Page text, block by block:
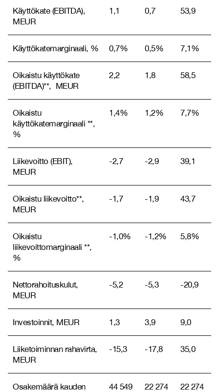
Käyttökate (EBITDA),
MEUR
1,1 0,7 53,9
Käyttökatemarginaali, % 0,7% 0,5% 7,1%
Oikaistu käyttökate
(EBITDA)**, MEUR
2,2 1,8 58,5
Oikaistu
käyttökatemarginaali **,
%
1,4% 1,2% 7,7%
Liikevoitto (EBIT),
MEUR
-2,7 -2,9 39,1
Oikaistu liikevoitto**,
MEUR
-1,7 -1,9 43,7
Oikaistu
liikevoittomarginaali **,
%
-1,0% -1,2% 5,8%
Nettorahoituskulut,
MEUR
-5,2 -5,3 -20,9
Investoinnit, MEUR 1,3 3,9 9,0
Liiketoiminnan rahavirta,
MEUR
-15,3 -17,8 35,0
Osakemäärä kauden
44 549 22 274 22 274